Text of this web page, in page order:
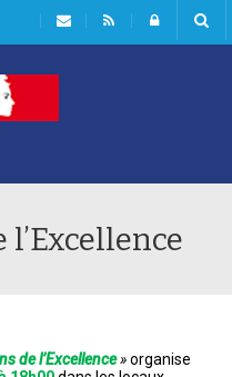
de l’Excellence»organise